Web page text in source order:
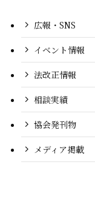
広報・SNS
イベント情報
法改正情報
相談実績
協会発刊物
メディア掲載